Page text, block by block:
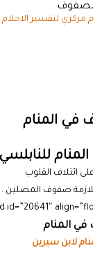
لتفسير الاحلام
في المنام
ائتلاف القلوب
صفوف المصلين .
المنام
لابن سيرين